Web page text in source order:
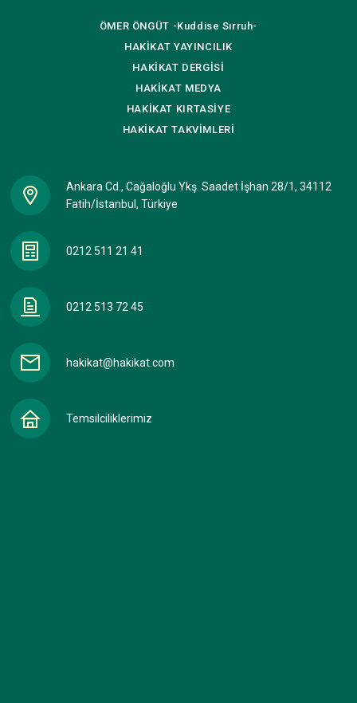
ÖMER ÖNGÜT -Kuddise Sırruh-
HAKİKAT YAYINCILIK
HAKİKAT DERGİSİ
HAKİKAT MEDYA
HAKİKAT KIRTASİYE
HAKİKATTAKVİMLERİ
Ankara Cd., Cağaloğlu Ykş. Saadet İşhan 28/1, 34112
Fatih/İstanbul, Türkiye
0212 511 21 41
0212 513 72 45
hakikat@hakikat.com
Temsilciliklerimiz